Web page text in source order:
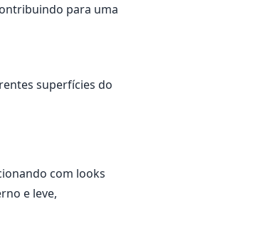
para uma
superfícies do
com looks
e leve,